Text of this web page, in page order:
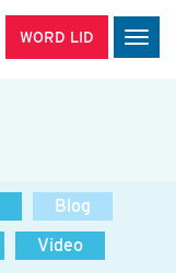
WORD LID
Blog
Video